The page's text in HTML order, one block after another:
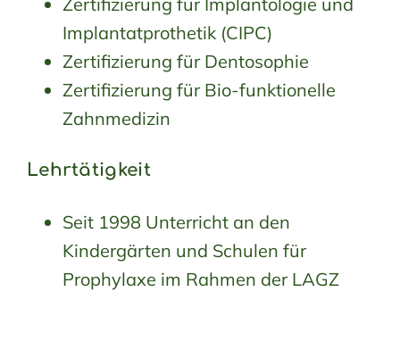
Implantatprothetik (CIPC)
Zertifizierung für Dentosophie
Zertifizierung für Bio-funktionelle
Zahnmedizin
Lehrtätigkeit
Seit 1998 Unterricht an den
Kindergärten und Schulen für
Prophylaxe im Rahmen der LAGZ